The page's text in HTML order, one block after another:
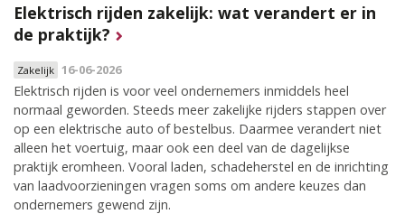
Elektrisch rijden zakelijk: wat verandert er in
de praktijk?
Zakelijk 16-06-2026
Elektrisch rijden is voor veel ondernemers inmiddels heel
normaal geworden. Steeds meer zakelijke rijders stappen over
op een elektrische auto of bestelbus. Daarmee verandert niet
alleen het voertuig, maar ook een deel van de dagelijkse
praktijk eromheen. Vooral laden, schadeherstel en de inrichting
van laadvoorzieningen vragen soms om andere keuzes dan
ondernemers gewend zijn.